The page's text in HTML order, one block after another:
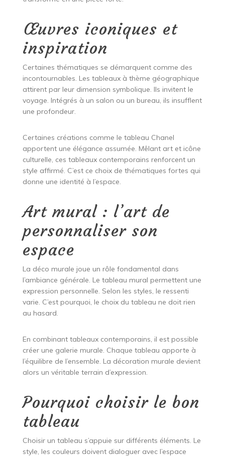
Œuvres iconiques et
inspiration
Certaines thématiques se démarquent comme des
incontournables. Les tableaux à thème géographique
attirent par leur dimension symbolique. Ils invitent le
voyage. Intégrés à un salon ou un bureau, ils insufflent
une profondeur.
Certaines créations comme le tableau Chanel
apportent une élégance assumée. Mêlant art et icône
culturelle, ces tableaux contemporains renforcent un
style affirmé. C’est ce choix de thématiques fortes qui
donne une identité à l’espace.
Art mural : l’art de
personnaliser son
espace
La déco murale joue un rôle fondamental dans
l’ambiance générale. Le tableau mural permettent une
expression personnelle. Selon les styles, le ressenti
varie. C’est pourquoi, le choix du tableau ne doit rien
au hasard.
En combinant tableaux contemporains, il est possible
créer une galerie murale. Chaque tableau apporte à
l’équilibre de l’ensemble. La décoration murale devient
alors un véritable terrain d’expression.
Pourquoi choisir le bon
tableau
Choisir un tableau s’appuie sur différents éléments. Le
style, les couleurs doivent dialoguer avec l’espace